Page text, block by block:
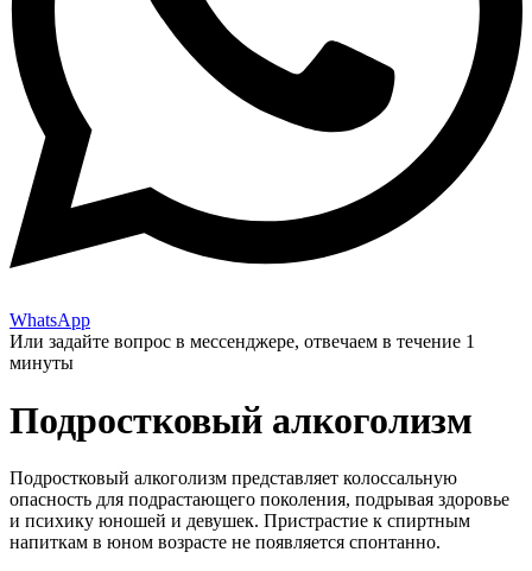
WhatsApp
Или задайте вопрос в мессенджере, отвечаем в течение 1
минуты
Подростковый алкоголизм
Подростковый алкоголизм представляет колоссальную
опасность для подрастающего поколения, подрывая здоровье
и психику юношей и девушек. Пристрастие к спиртным
напиткам в юном возрасте не появляется спонтанно.